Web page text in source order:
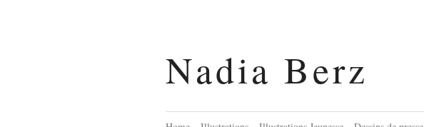
Nadia Berz